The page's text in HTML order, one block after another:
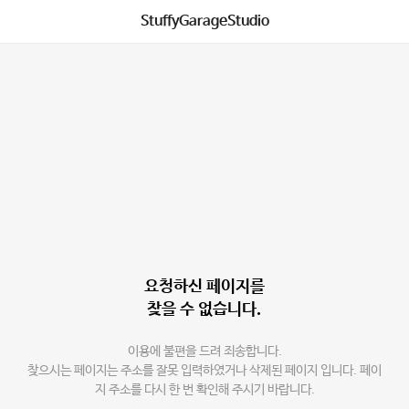
StuffyGarageStudio
요청하신 페이지를
찾을 수 없습니다.
이용에 불편을 드려 죄송합니다.
찾으시는 페이지는 주소를 잘못 입력하였거나 삭제된 페이지 입니다. 페이
지 주소를 다시 한 번 확인해 주시기 바랍니다.